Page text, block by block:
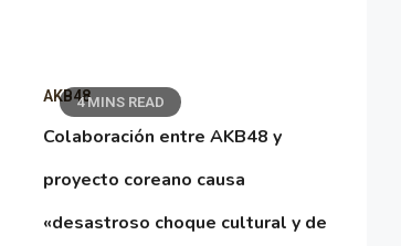
4 MINS READ
AKB48
Colaboración entre AKB48 y
proyecto coreano causa
«desastroso choque cultural y de